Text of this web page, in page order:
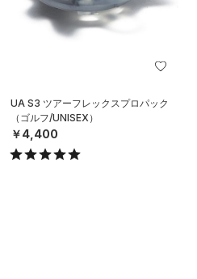
UA S3 ツアーフレックスプロパック
（ゴルフ/UNISEX）
￥4,400